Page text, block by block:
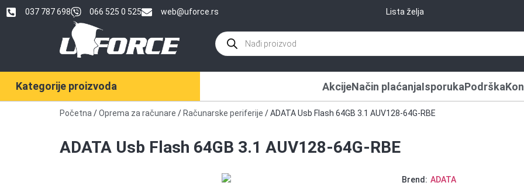
037 787 698 066 525 0 525 web@uforce.rs Lista želja
Kategorije proizvoda AkcijeNačin plaćanjaIsporukaPodrška
Početna /Oprema za računare / Računarske periferije / ADATA Usb Flash 64GB 3.1 AUV128-64G-RBE
ADATA Usb Flash 64GB 3.1 AUV128-64G-RBE
Brend: ADATA